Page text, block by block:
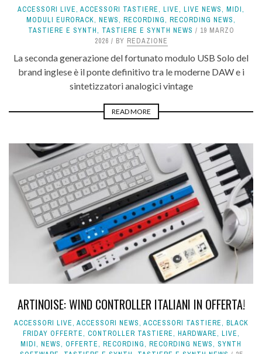
ACCESSORI LIVE, ACCESSORI TASTIERE, LIVE, LIVE NEWS, MIDI,
MODULI EURORACK, NEWS, RECORDING, RECORDING NEWS,
TASTIERE E SYNTH, TASTIERE E SYNTH NEWS
19 MARZO
2026
BY REDAZIONE
La seconda generazione del fortunato modulo USB Solo del
brand inglese è il ponte definitivo tra le moderne DAW e i
sintetizzatori analogici vintage
READ MORE
ARTINOISE: WIND CONTROLLER ITALIANI IN OFFERTA!
ACCESSORI LIVE, ACCESSORI NEWS, ACCESSORI TASTIERE, BLACK
FRIDAY OFFERTE, CONTROLLER TASTIERE, HARDWARE, LIVE,
MIDI, NEWS, OFFERTE, RECORDING, RECORDING NEWS, SYNTH